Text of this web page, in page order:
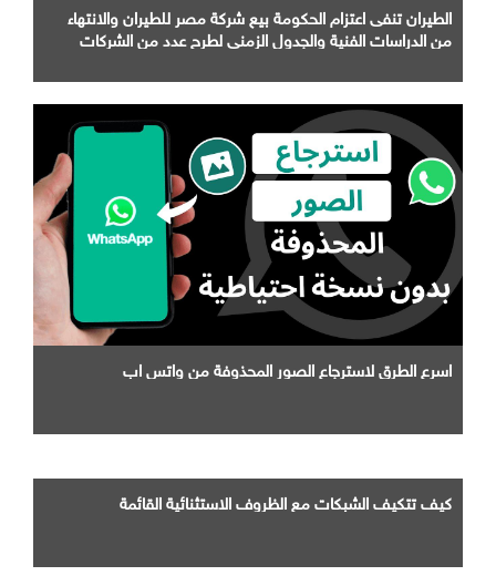
الطيران تنفى اعتزام الحكومة بيع شركة مصر للطيران والانتهاء
من الدراسات الفنية والجدول الزمني لطرح عدد من الشركات
اسرع الطرق لاسترجاع الصور المحذوفة من واتس اب
كيف تتكيف الشبكات مع الظروف الاستثنائية القائمة